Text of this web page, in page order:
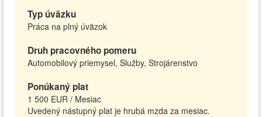
Typ úväzku
Práca na plný úväzok
Druh pracovného pomeru
Automobilový priemysel, Služby, Strojárenstvo
Ponúkaný plat
1 500 EUR / Mesiac
Uvedený nástupný plat je hrubá mzda za mesiac.